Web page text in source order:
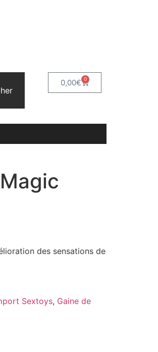
0,00€ 0
des sensations de
Sextoys, Gaine de